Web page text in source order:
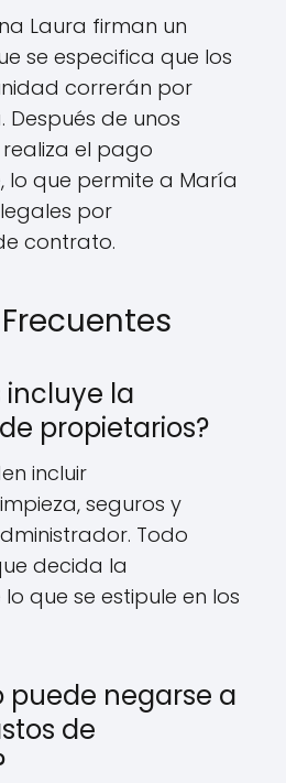
Laura firman un
se especifica que los
correrán por
de unos
realiza el pago
lo que permite a María
por
contrato.
incluye la
propietarios?
incluir
seguros y
Todo
decida la
que se estipule en los
puede negarse a
de